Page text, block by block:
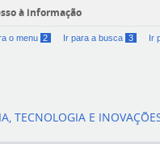
à informação
o menu 2 Ir para a busca 3 Ir
TECNOLOGIA E